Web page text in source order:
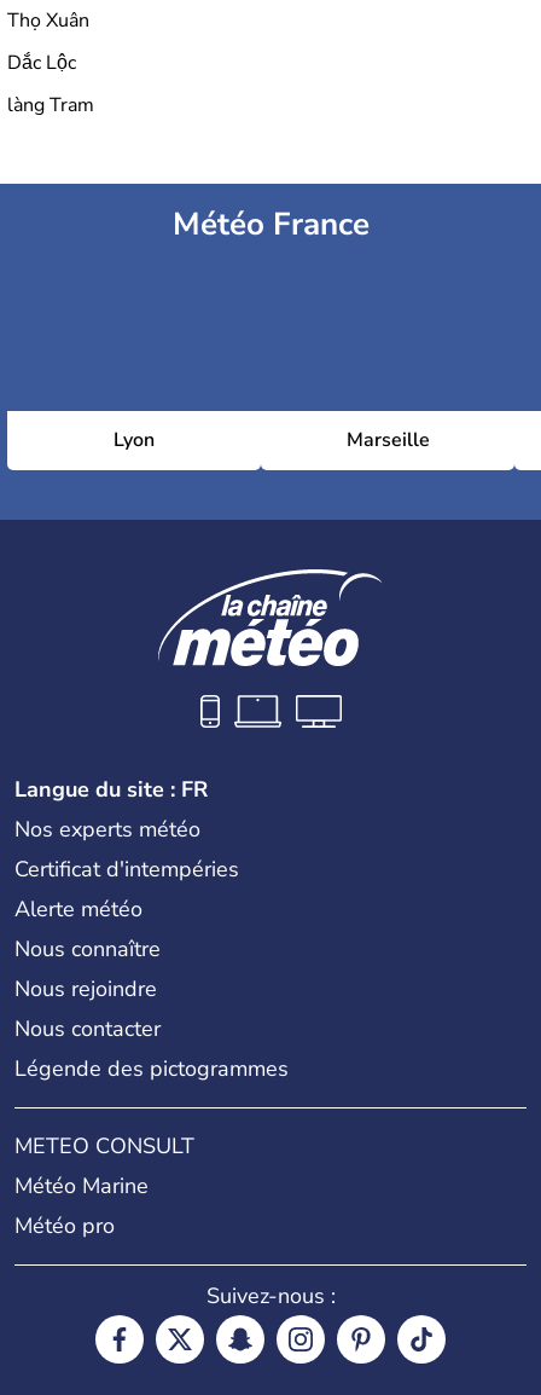
Thọ Xuân
Dắc Lộc
làng Tram
Météo France
Lyon Marseille
Langue du site : FR
Nos experts météo
Certificat d'intempéries
Alerte météo
Nous connaître
Nous rejoindre
Nous contacter
Légende des pictogrammes
METEO CONSULT
Météo Marine
Météo pro
Suivez-nous :